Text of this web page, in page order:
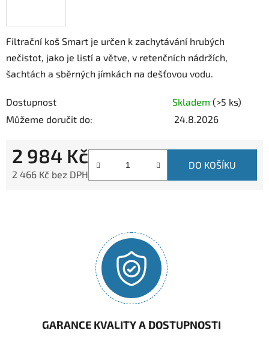
Filtrační koš Smart je určen k zachytávání hrubých
nečistot, jako je listí a větve, v retenčních nádržích,
šachtách a sběrných jímkách na dešťovou vodu.
Dostupnost Skladem (>5 ks)
Můžeme doručit do:
24.8.2026
2 984 Kč
2 466 Kč bez DPH
DO KOŠÍKU
GARANCE KVALITY A DOSTUPNOSTI